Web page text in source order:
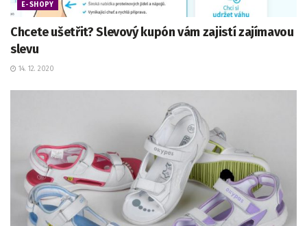
E-SHOPY
Chcete ušetřit? Slevový kupón vám zajistí zajímavou
slevu
14. 12. 2020